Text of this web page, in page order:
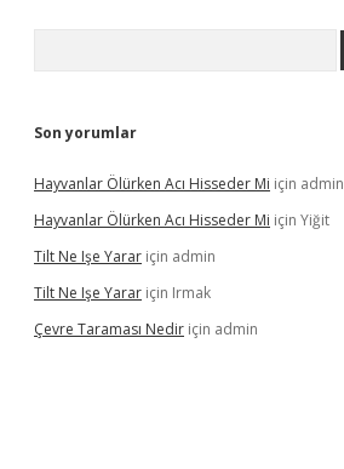
Son yorumlar
Hayvanlar Ölürken Acı Hisseder Mi için admin
Hayvanlar Ölürken Acı Hisseder Mi için Yiğit
Tilt Ne Işe Yarar için admin
Tilt Ne Işe Yarar için Irmak
Çevre Taraması Nedir için admin